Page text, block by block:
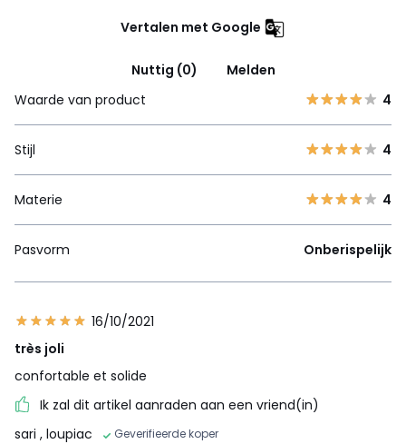
Vertalen met Google
Nuttig (0)
Melden
Waarde van product
4
Stijl 4
Materie 4
Pasvorm Onberispelijk
16/10/2021
très joli
confortable et solide
Ik zal dit artikel aanraden aan een vriend(in)
sari , loupiac Geverifieerde koper